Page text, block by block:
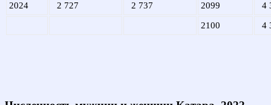
2024 2 727 2 737 2099 4
2100 4